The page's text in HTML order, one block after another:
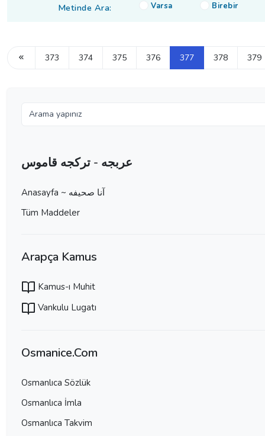
Metinde Ara: Varsa Birebir
373 374 375 376 377 378 379
عربجه - تركجه قاموس
Anasayfa ~ آنا صحيفه
Tüm Maddeler
Arapça Kamus
Kamus-ı Muhit
Vankulu Lugatı
Osmanice.Com
Osmanlıca Sözlük
Osmanlıca İmla
Osmanlıca Takvim